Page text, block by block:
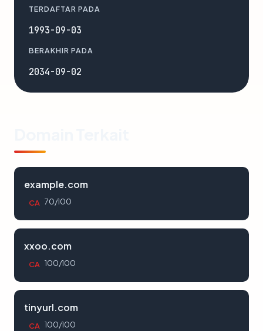
TERDAFTAR PADA
1993-09-03
BERAKHIR PADA
2034-09-02
example.com
CA 70/100
xxoo.com
CA 100/100
tinyurl.com
CA 100/100